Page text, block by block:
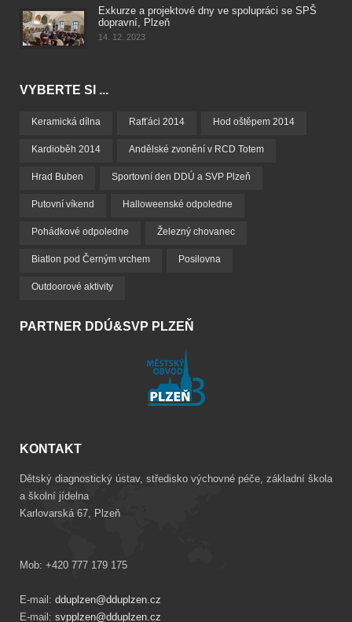
Exkurze a projektové dny ve spolupráci se SPŠ
dopravní, Plzeň
14. 12. 2023
VYBERTE SI ...
Keramická dílna Rafťáci 2014 Hod oštěpem 2014
Kardioběh 2014 Andělské zvonění v RCD Totem
Hrad Buben Sportovní den DDÚ a SVP Plzeň
Putovní víkend Halloweenské odpoledne
Pohádkové odpoledne Železný chovanec
Biatlon pod Černým vrchem Posilovna
Outdoorové aktivity
PARTNER DDÚ&SVP PLZEŇ
KONTAKT
Dětský diagnostický ústav, středisko výchovné péče, základní škola
a školní jídelna
Karlovarská 67, Plzeň
Mob: +420 777 179 175
E-mail: dduplzen@dduplzen.cz
E-mail: svpplzen@dduplzen.cz